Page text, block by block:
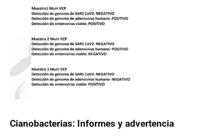
Cianobacterias: Informes y advertencia